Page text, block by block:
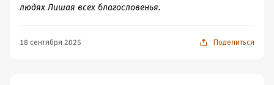
людях Лишая всех благословенья.
18 сентября 2025 Поделиться